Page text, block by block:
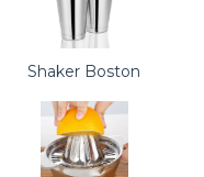
Shaker Boston